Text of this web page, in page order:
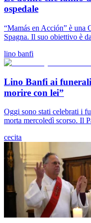
ospedale
“Mamás en Acción” è
Spagna. Il suo obiettivo è
lino banfi
Lino Banfi ai
morire con lei”
Oggi sono stati celebrati i
morta mercoledì scorso. Il
cecita